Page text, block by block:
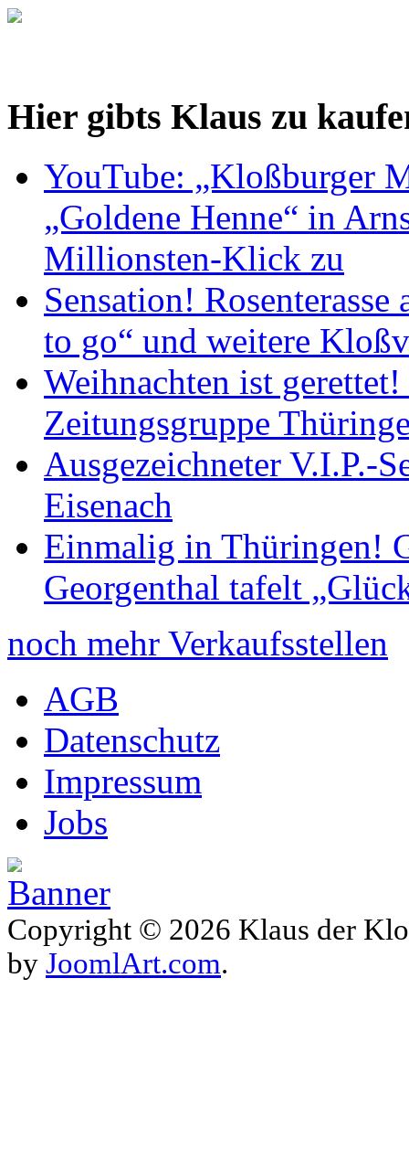
Hier gibts Klaus zu
YouTube: „Kloßburger
„Goldene Henne“ in
Millionsten-Klick zu
Sensation!
to go“ und weitere
Weihnachten ist
Zeitungsgruppe
Ausgezeichneter V.I.P.-
Eisenach
Einmalig in Thüringen!
Georgenthal tafelt
noch mehr Verkaufsstellen
AGB
Datenschutz
Impressum
Jobs
Copyright © 2026 Klaus der
by JoomlArt.com.